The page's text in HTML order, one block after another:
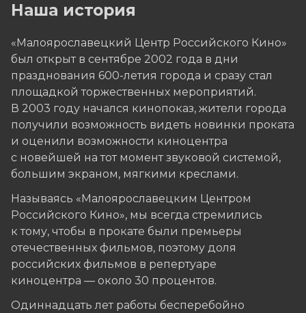
Наша история
«Малоярославецкий Центр Российского Кино»
был открыт в сентябре 2002 года в дни
празднования 600-летия города и сразу стал
площадкой торжественных мероприятий.
В 2003 году начался кинопоказ, жители города
получили возможность видеть новинки проката
и оценили возможности киноцентра
с новейшей на тот момент звуковой системой,
большим экраном, мягкими креслами.
Называясь «Малоярославецким Центром
Российского Кино», мы всегда стремились
к тому, чтобы в прокате были премьеры
отечественных фильмов, поэтому доля
российских фильмов в репертуаре
киноцентра — около 30 процентов.
Одиннадцать лет работы бесперебойно